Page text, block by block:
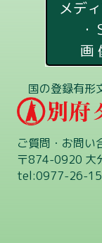
メデ
画
国の登録有形
ご質問・お問い
〒874-0920 大
tel:0977-26-